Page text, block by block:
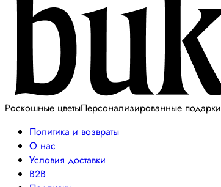
Роскошные цветыПерсонализированные подарки
Политика и возвраты
О нас
Условия доставки
B2B